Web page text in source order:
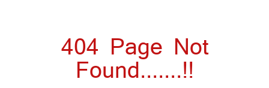
404 Page Not
Found.......!!